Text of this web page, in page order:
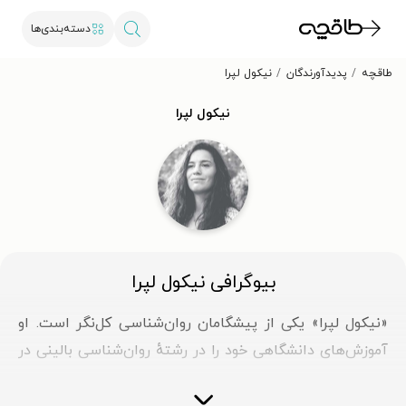
دسته‌بندی‌ها
طاقچه پدیدآورندگان نیکول لپرا
نیکول لپرا
بیوگرافی نیکول لپرا
«نیکول لپرا» یکی از پیشگامان روان‌شناسی کل‌نگر است. او
آموزش‌های دانشگاهی خود را در رشتهٔ روان‌شناسی بالینی در